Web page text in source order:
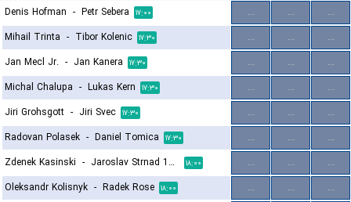
Denis Hofman - Petr Sebera ۱۷:۰۰ ... ...
...
Mihail Trinta - Tibor Kolenic ۱۷:۳۰ ... ...
...
Jan Mecl Jr. - Jan Kanera ۱۷:۳۰ ... ...
...
Michal Chalupa - Lukas Kern ۱۷:۳۰ ... ...
...
Jiri Grohsgott - Jiri Svec ۱۷:۳۰ ... ...
...
Radovan Polasek - Daniel Tomica ۱۷:۳۰ ... ...
...
Zdenek Kasinski - Jaroslav Strnad 1964 ۱۸:۰۰ ... ...
...
Oleksandr Kolisnyk - Radek Rose ۱۸:۰۰ ... ...
...